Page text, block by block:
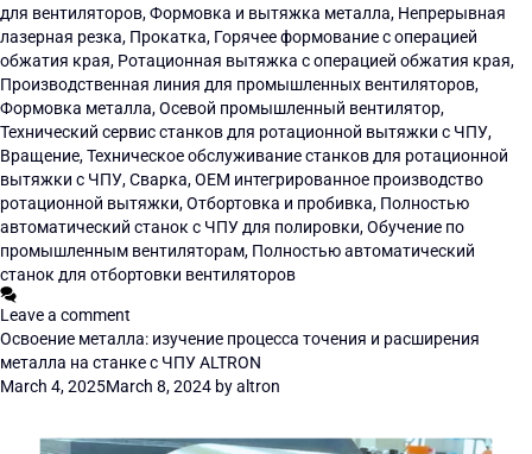
для вентиляторов,Формовка и вытяжка металла, Непрерывная
лазерная резка, Прокатка, Горячее формование с операцией
обжатия края, Ротационная вытяжка с операцией обжатия края,
Производственная линия для промышленных вентиляторов,
Формовка металла,Осевой промышленный вентилятор,
Технический сервис станков для ротационной вытяжки с ЧПУ,
Вращение,Техническое обслуживание станков для ротационной
вытяжки с ЧПУ,Сварка,OEM интегрированное производство
ротационной вытяжки,Отбортовка и пробивка, Полностью
автоматический станок с ЧПУ для полировки,Обучение по
промышленным вентиляторам, Полностью автоматический
станок для отбортовки вентиляторов
Leave a comment
Освоение металла: изучение процесса точения и расширения
металла на станке с ЧПУ ALTRON
March 4, 2025March 8, 2024 byaltron